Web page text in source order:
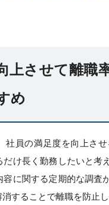
上させて離職
め
社員の満足度を向上さ
だけ長く勤務したいと
容に関する定期的な調
することで離職を防止